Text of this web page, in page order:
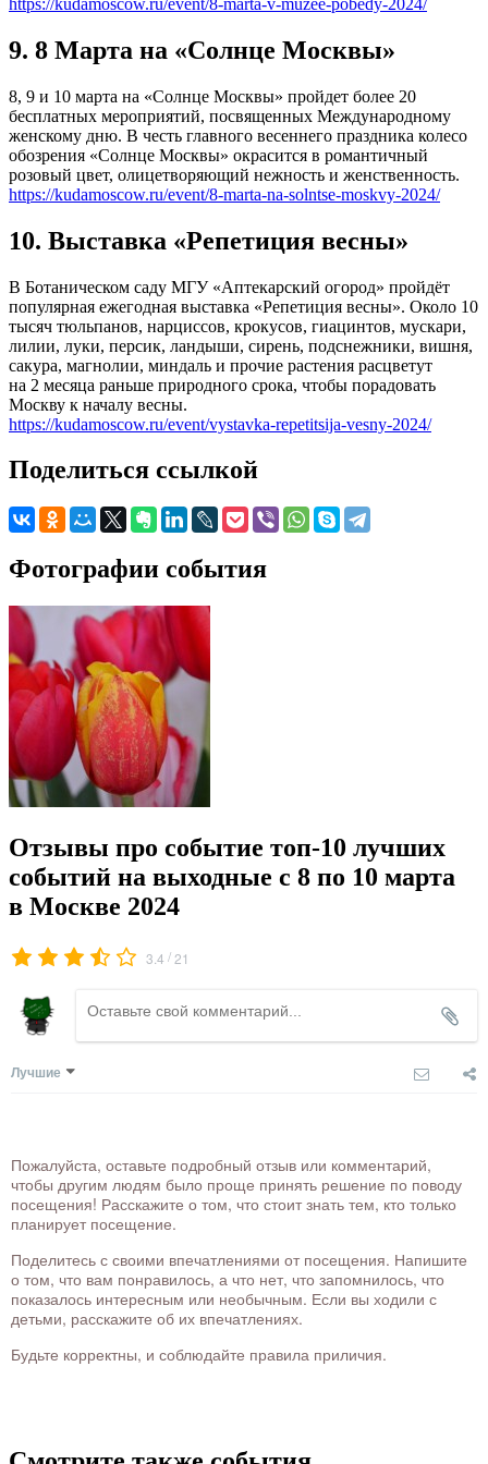
https://kudamoscow.ru/event/8-marta-v-muzee-pobedy-2024/
9. 8 Марта на «Солнце Москвы»
8, 9 и 10 марта на «Солнце Москвы» пройдет более 20
бесплатных мероприятий, посвященных Международному
женскому дню. В честь главного весеннего праздника колесо
обозрения «Солнце Москвы» окрасится в романтичный
розовый цвет, олицетворяющий нежность и женственность.
https://kudamoscow.ru/event/8-marta-na-solntse-moskvy-2024/
10. Выставка «Репетиция весны»
В Ботаническом саду МГУ «Аптекарский огород» пройдёт
популярная ежегодная выставка «Репетиция весны». Около 10
тысяч тюльпанов, нарциссов, крокусов, гиацинтов, мускари,
лилии, луки, персик, ландыши, сирень, подснежники, вишня,
сакура, магнолии, миндаль и прочие растения расцветут
на 2 месяца раньше природного срока, чтобы порадовать
Москву к началу весны.
https://kudamoscow.ru/event/vystavka-repetitsija-vesny-2024/
Поделиться ссылкой
Фотографии события
Отзывы про событие топ-10 лучших
событий на выходные с 8 по 10 марта
в Москве 2024
3.4 /21
Лучшие
Пожалуйста, оставьте подробный отзыв или комментарий,
чтобы другим людям было проще принять решение по поводу
посещения! Расскажите о том, что стоит знать тем, кто только
планирует посещение.
Поделитесь с своими впечатлениями от посещения. Напишите
о том, что вам понравилось, а что нет, что запомнилось, что
показалось интересным или необычным. Если вы ходили с
детьми, расскажите об их впечатлениях.
Будьте корректны, и соблюдайте правила приличия.